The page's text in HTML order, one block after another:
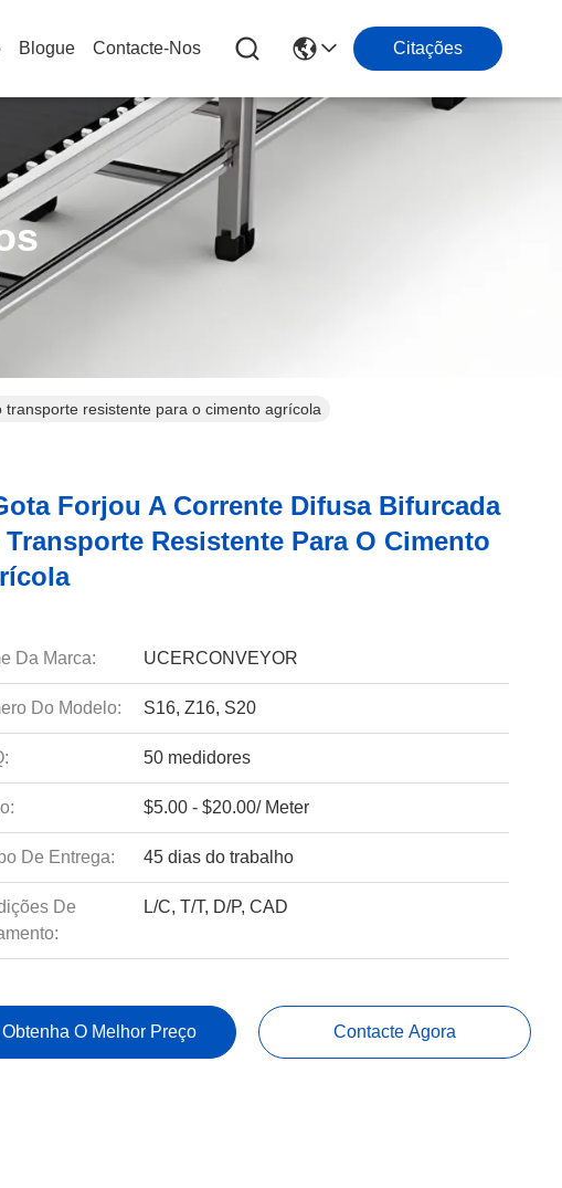
Blogue Contacte-Nos Citações
resistente para o cimento agrícola
Forjou A Corrente Difusa Bifurcada
Transporte Resistente Para O Cimento
Da Marca: UCERCONVEYOR
Do Modelo: S16, Z16, S20
50 medidores
$5.00 - $20.00/ Meter
De Entrega: 45 dias do trabalho
De
L/C, T/T, D/P, CAD
Obtenha O Melhor Preço Contacte Agora